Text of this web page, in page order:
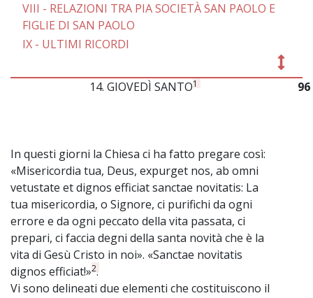
VIII - RELAZIONI TRA PIA SOCIETÀ SAN PAOLO E
FIGLIE DI SAN PAOLO
IX - ULTIMI RICORDI
14. GIOVEDÌ SANTO1
In questi giorni la Chiesa ci ha fatto pregare così:
«Misericordia tua, Deus, expurget nos, ab omni
vetustate et dignos efficiat sanctae novitatis: La
tua misericordia, o Signore, ci purifichi da ogni
errore e da ogni peccato della vita passata, ci
prepari, ci faccia degni della santa novità che è la
vita di Gesù Cristo in noi». «Sanctae novitatis
dignos efficiat!»2.
Vi sono delineati due elementi che costituiscono il
96